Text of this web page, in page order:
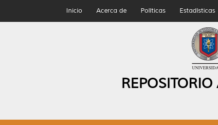
Inicio Acerca de Políticas Estadísticas